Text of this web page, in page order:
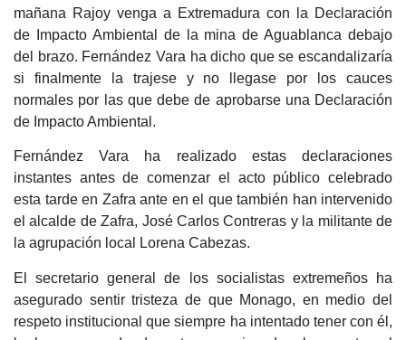
mañana Rajoy venga a Extremadura con la Declaración
de Impacto Ambiental de la mina de Aguablanca debajo
del brazo. Fernández Vara ha dicho que se escandalizaría
si finalmente la trajese y no llegase por los cauces
normales por las que debe de aprobarse una Declaración
de Impacto Ambiental.
Fernández Vara ha realizado estas declaraciones
instantes antes de comenzar el acto público celebrado
esta tarde en Zafra ante en el que también han intervenido
el alcalde de Zafra, José Carlos Contreras y la militante de
la agrupación local Lorena Cabezas.
El secretario general de los socialistas extremeños ha
asegurado sentir tristeza de que Monago, en medio del
respeto institucional que siempre ha intentado tener con él,